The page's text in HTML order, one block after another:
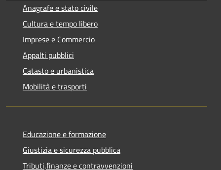
Anagrafe e stato civile
Cultura e tempo libero
Imprese e Commercio
Appalti pubblici
Catasto e urbanistica
Mobilità e trasporti
Educazione e formazione
Giustizia e sicurezza pubblica
Tributi,finanze e contravvenzioni